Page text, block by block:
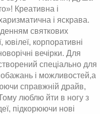
Креативна і
і яскрава.
святкових
ювілеї, корпоративні
вечірки. Для
спеціально для
і можливостей,а
справжній драйв,
люблю йти в ногу з
підкорюючи нові